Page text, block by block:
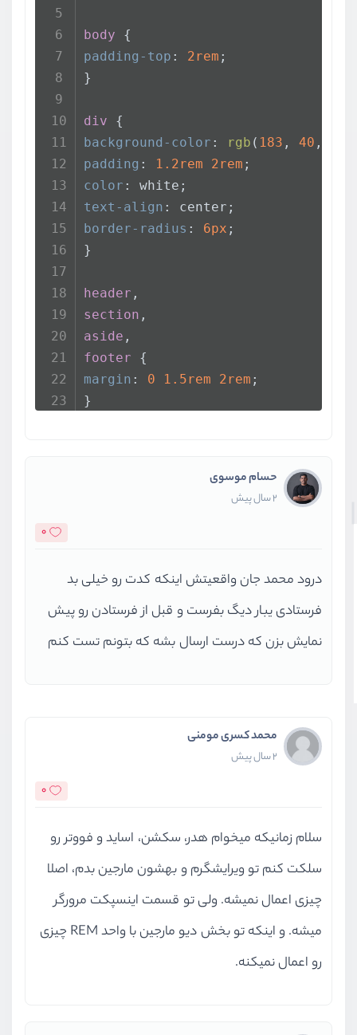
body {
padding-top : 2rem ;
}
div {
background-color : rgb ( 183 , 40 ,
padding : 1.2rem 2rem ;
color : white;
text-align : center;
border-radius : 6px ;
}
header ,
section ,
aside ,
footer {
margin : 0 1.5rem 2rem ;
}
حسام موسوی
2 سال پیش
0
درود محمد جان واقعیتش اینکه کدت رو خیلی بد
فرستادی یبار دیگ بفرست و قبل از فرستادن رو پیش
نمایش بزن که درست ارسال بشه که بتونم تست کنم
محمد کسری مومنی
2 سال پیش
0
سلام زمانیکه میخوام هدر، سکشن، اساید و فووتر رو
سلکت کنم تو ویرایشگرم و بهشون مارجین بدم، اصلا
چیزی اعمال نمیشه. ولی تو قسمت اینسپکت مرورگر
میشه. و اینکه تو بخش دیو مارجین با واحد REM چیزی
رو اعمال نمیکنه.